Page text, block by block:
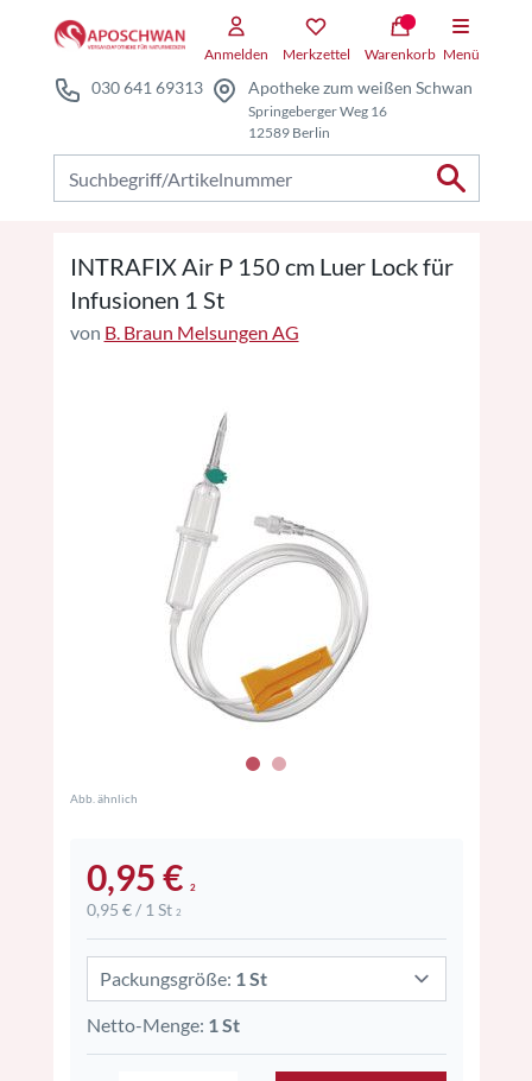
Anmelden Merkzettel Warenkorb Menü
030 641 69313 Apotheke zum weißen Schwan
Springeberger Weg 16
12589 Berlin
INTRAFIX Air P 150 cm Luer Lock für
Infusionen 1 St
von B. Braun Melsungen AG
Abb. ähnlich
0,95 € 2
0,95 € / 1 St 2
Packungsgröße: 1 St
Netto-Menge: 1 St